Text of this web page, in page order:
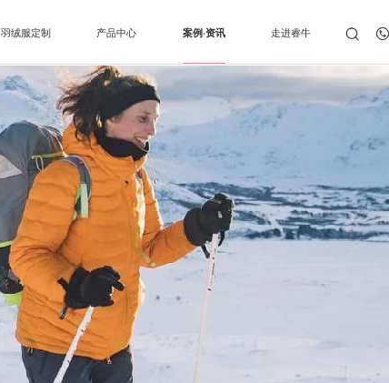
羽绒服定制 产品中心 案例·资讯 走进睿牛